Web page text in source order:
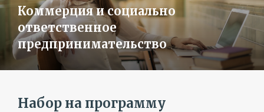
Коммерция и социально
ответственное
предпринимательство
Набор на программу